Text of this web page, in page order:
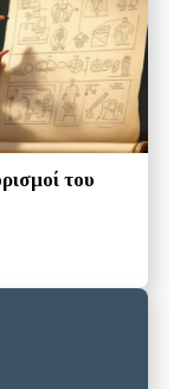
του